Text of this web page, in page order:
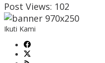
Post Views: 102
Ikuti Kami